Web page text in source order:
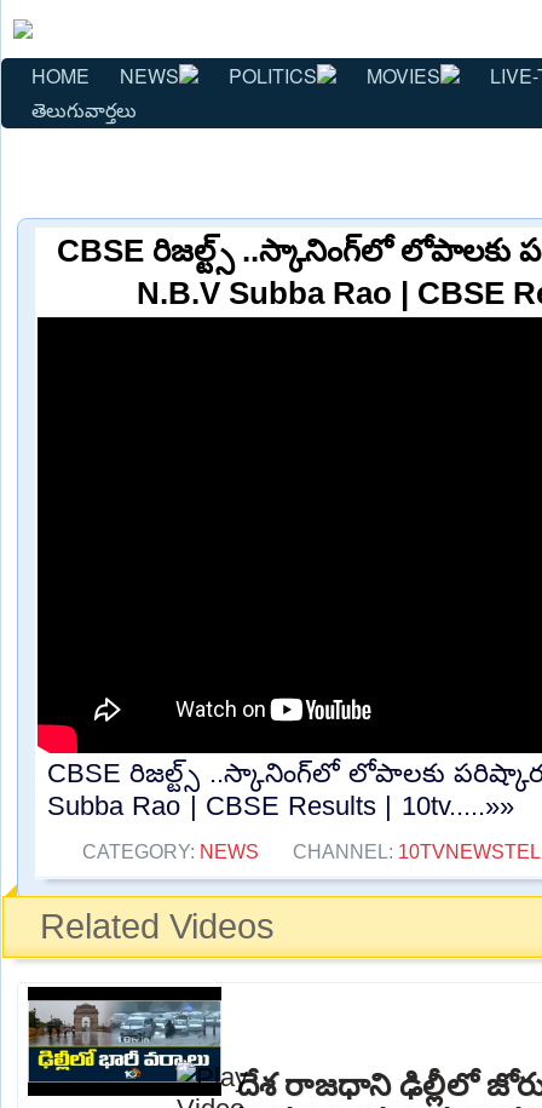
HOME NEWS POLITICS MOVIES
తెలుగువార్తలు
CBSE రిజల్ట్స్ ..స్కానింగ్‌లో లోపాలకు
N.B.V Subba Rao | CBSE
CBSE రిజల్ట్స్ ..స్కానింగ్‌లో లోపాలకు
Subba Rao | CBSE Results | 10tv.....»»
CATEGORY: NEWS CHANNEL:
Related Videos
దేశ రాజధాని ఢిల్లీలో